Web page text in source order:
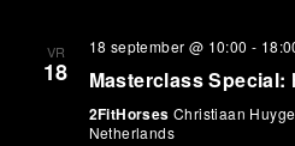
VR
18
18 september @ 10:00 -
Masterclass Special:
2FitHorses Christiaan
Netherlands